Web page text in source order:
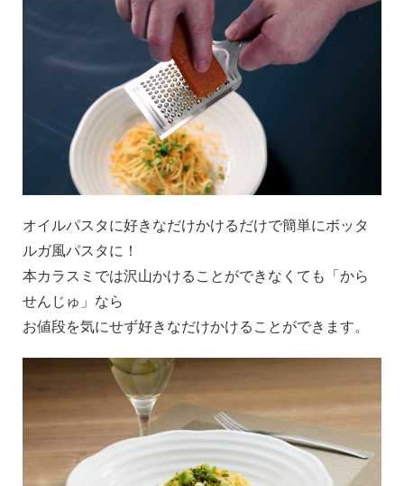
オイルパスタに好きなだけかけるだけで簡単にボッタ
ルガ風パスタに！
本カラスミでは沢山かけることができなくても「から
せんじゅ」なら
お値段を気にせず好きなだけかけることができます。